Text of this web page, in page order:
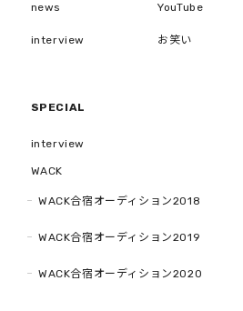
news
interview
YouTube
お笑い
SPECIAL
interview
WACK
WACK合宿オーディション2018
WACK合宿オーディション2019
WACK合宿オーディション2020